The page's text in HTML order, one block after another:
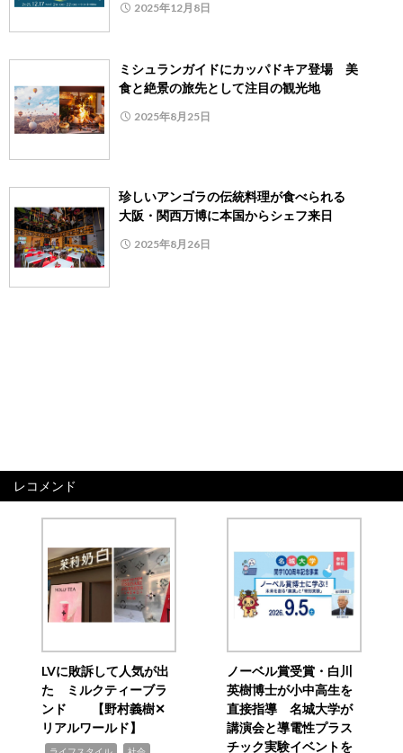
2025年12月8日
ミシュランガイドにカッパドキア登場 美
食と絶景の旅先として注目の観光地
2025年8月25日
珍しいアンゴラの伝統料理が食べられる
大阪・関西万博に本国からシェフ来日
2025年8月26日
レコメンド
LVに敗訴して人気が出
た ミルクティーブラ
ンド 【野村義樹✕
リアルワールド】
ノーベル賞受賞・白川
英樹博士が小中高生を
直接指導 名城大学が
講演会と導電性プラス
チック実験イベントを